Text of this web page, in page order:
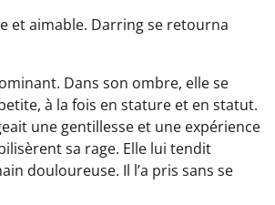
et aimable. Darring se retourna
Dans son ombre, elle se
à la fois en stature et en statut.
une gentillesse et une expérience
sa rage. Elle lui tendit
douloureuse. Il l’a pris sans se